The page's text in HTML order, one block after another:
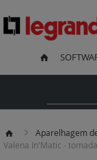
Aparelhagem
Valena In'Matic -